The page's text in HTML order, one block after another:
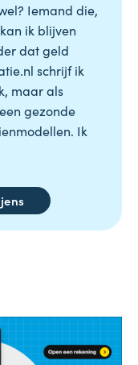
Iemand die,
ik blijven
dat geld
schrijf ik
maar als
gezonde
Ik